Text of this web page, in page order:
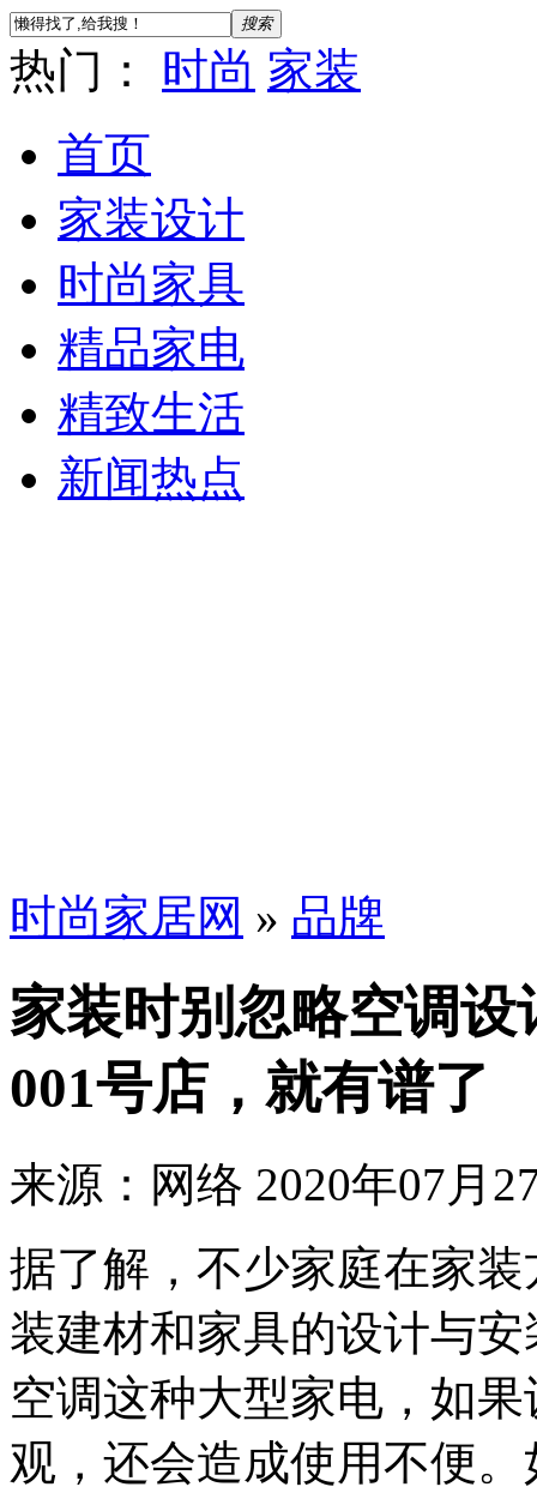
搜索
热门： 时尚 家装
首页
家装设计
时尚家具
精品家电
精致生活
新闻热点
时尚家居网 » 品牌
家装时别忽略空调
001号店，就有谱了
来源：网络 2020年07月
据了解，不少家庭在家
装建材和家具的设计与
空调这种大型家电，如
观，还会造成使用不便